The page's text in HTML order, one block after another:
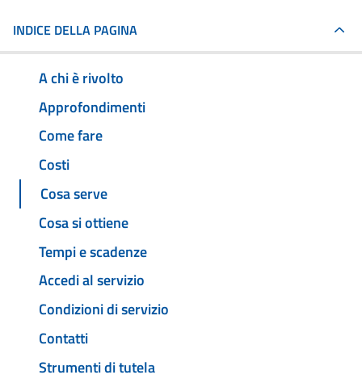
INDICE DELLA PAGINA
A chi è rivolto
Approfondimenti
Come fare
Costi
Cosa serve
Cosa si ottiene
Tempi e scadenze
Accedi al servizio
Condizioni di servizio
Contatti
Strumenti di tutela